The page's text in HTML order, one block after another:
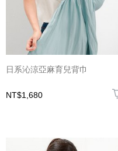
日系沁涼亞麻育兒背巾
NT$1,680